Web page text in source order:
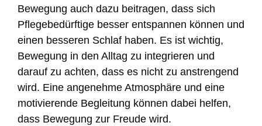
Bewegung auch dazu beitragen, dass sich
Pflegebedürftige besser entspannen können und
einen besseren Schlaf haben. Es ist wichtig,
Bewegung in den Alltag zu integrieren und
darauf zu achten, dass es nicht zu anstrengend
wird. Eine angenehme Atmosphäre und eine
motivierende Begleitung können dabei helfen,
dass Bewegung zur Freude wird.